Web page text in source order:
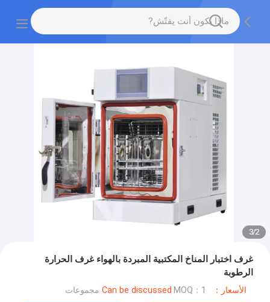
2
/
3
غرف اختبار المناخ المكتبية المبردة بالهواء غرف الحرارة
الرطوبة
الأسعار：Can be discussed MOQ：1 مجموعات